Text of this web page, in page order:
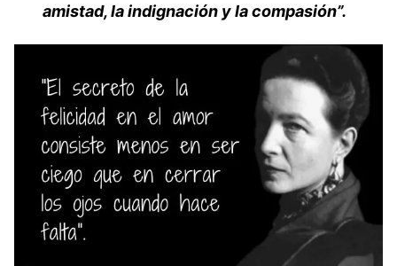
amistad, la indignación y la compasión”.